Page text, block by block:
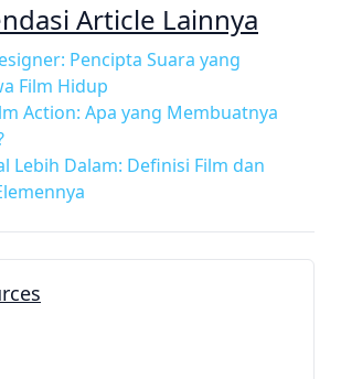
Article Lainnya
Pencipta Suara yang
Film Hidup
Action: Apa yang Membuatnya
Lebih Dalam: Definisi Film dan